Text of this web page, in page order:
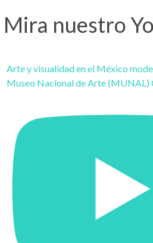
Mira nuestro
Arte y visualidad en el México
Museo Nacional de Arte (MUNAL)